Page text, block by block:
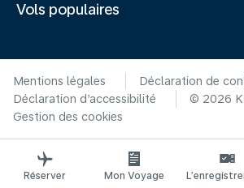
Vols populaires
Mentions légales
Déclaration de
Déclaration d’accessibilité
© 2026
Gestion des cookies
Réserver Mon Voyage